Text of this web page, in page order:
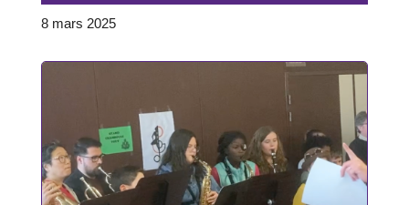
8 mars 2025